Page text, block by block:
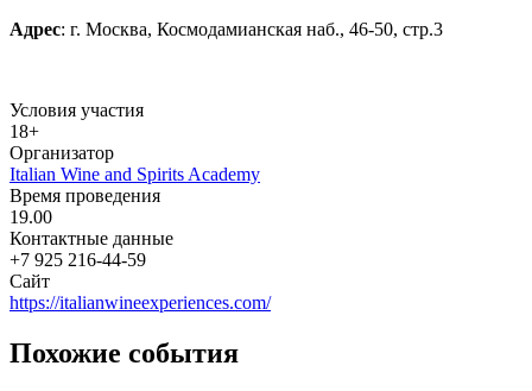
Адрес: г. Москва, Космодамианская наб., 46-50, стр.3
Условия участия
18+
Организатор
Italian Wine and Spirits Academy
Время проведения
19.00
Контактные данные
+7 925 216-44-59
Сайт
https://italianwineexperiences.com/
Похожие события